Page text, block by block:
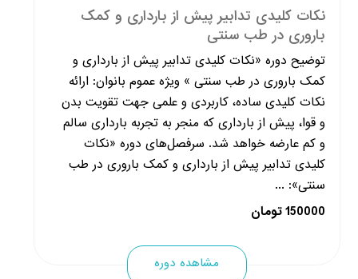
نکات کلیدی تدابیر پیش از بارداری و کمک
باروری در طب سنتی
توضیح دوره «نکات کلیدی تدابیر پیش از بارداری و
کمک باروری در طب سنتی » ویژه عموم بانوان: ارائه
نکات کلیدی ساده، کاربردی و علمی جهت تقویت بدن
و قوا، پیش از بارداری که منجر به تجربه بارداری سالم
و کم عارضه خواهد شد. سرفصل‌های دوره «نکات
کلیدی تدابیر پیش از بارداری و کمک باروری در طب
سنتی»: ...
150000 تومان
مشاهده دوره